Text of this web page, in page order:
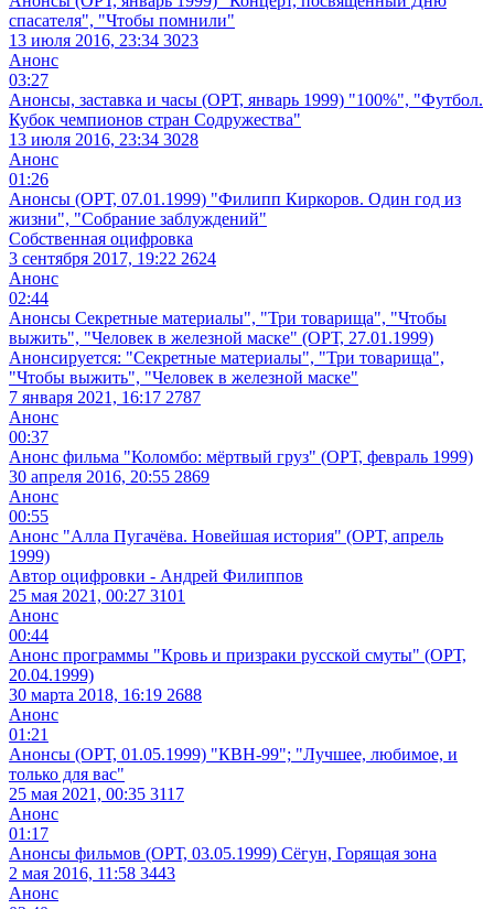
спасателя", "Чтобы помнили"
13 июля 2016, 23:34 3023
Анонс
03:27
Анонсы, заставка и часы (ОРТ, январь 1999) "100%", "Футбол.
Кубок чемпионов стран Содружества"
13 июля 2016, 23:34 3028
Анонс
01:26
Анонсы (ОРТ, 07.01.1999) "Филипп Киркоров. Один год из
жизни", "Собрание заблуждений"
Собственная оцифровка
3 сентября 2017, 19:22 2624
Анонс
02:44
Анонсы Секретные материалы", "Три товарища", "Чтобы
выжить", "Человек в железной маске" (ОРТ, 27.01.1999)
Анонсируется: "Секретные материалы", "Три товарища",
"Чтобы выжить", "Человек в железной маске"
7 января 2021, 16:17 2787
Анонс
00:37
Анонс фильма "Коломбо: мёртвый груз" (ОРТ, февраль 1999)
30 апреля 2016, 20:55 2869
Анонс
00:55
Анонс "Алла Пугачёва. Новейшая история" (ОРТ, апрель
1999)
Автор оцифровки - Андрей Филиппов
25 мая 2021, 00:27 3101
Анонс
00:44
Анонс программы "Кровь и призраки русской смуты" (ОРТ,
20.04.1999)
30 марта 2018, 16:19 2688
Анонс
01:21
Анонсы (ОРТ, 01.05.1999) "КВН-99"; "Лучшее, любимое, и
только для вас"
25 мая 2021, 00:35 3117
Анонс
01:17
Анонсы фильмов (ОРТ, 03.05.1999) Сёгун, Горящая зона
2 мая 2016, 11:58 3443
Анонс